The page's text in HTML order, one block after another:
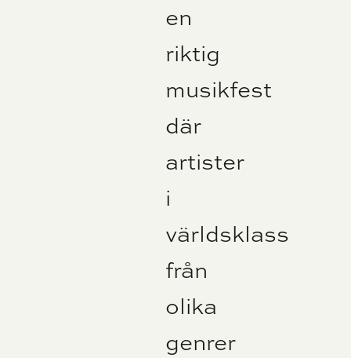
en
riktig
musikfest
där
artister
i
världsklass
från
olika
genrer